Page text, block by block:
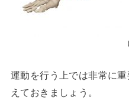
運動を行う上では非常に
えておきましょう。